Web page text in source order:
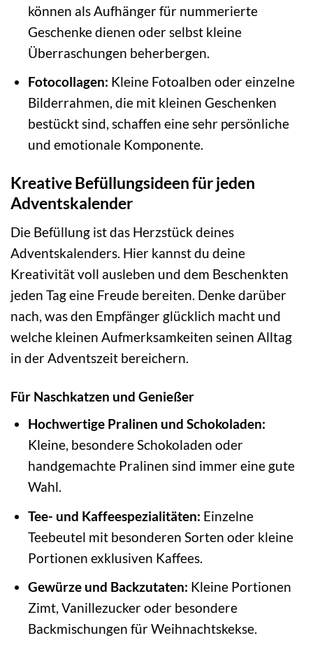
können als Aufhänger für nummerierte
Geschenke dienen oder selbst kleine
Überraschungen beherbergen.
Fotocollagen: Kleine Fotoalben oder einzelne
Bilderrahmen, die mit kleinen Geschenken
bestückt sind, schaffen eine sehr persönliche
und emotionale Komponente.
Kreative Befüllungsideen für jeden
Adventskalender
Die Befüllung ist das Herzstück deines
Adventskalenders. Hier kannst du deine
Kreativität voll ausleben und dem Beschenkten
jeden Tag eine Freude bereiten. Denke darüber
nach, was den Empfänger glücklich macht und
welche kleinen Aufmerksamkeiten seinen Alltag
in der Adventszeit bereichern.
Für Naschkatzen und Genießer
Hochwertige Pralinen und Schokoladen:
Kleine, besondere Schokoladen oder
handgemachte Pralinen sind immer eine gute
Wahl.
Tee- und Kaffeespezialitäten: Einzelne
Teebeutel mit besonderen Sorten oder kleine
Portionen exklusiven Kaffees.
Gewürze und Backzutaten: Kleine Portionen
Zimt, Vanillezucker oder besondere
Backmischungen für Weihnachtskekse.